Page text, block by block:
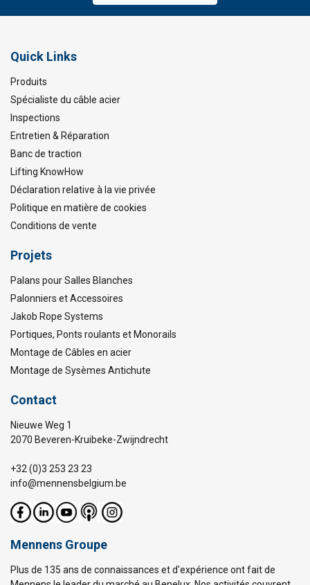
Quick Links
Produits
Spécialiste du câble acier
Inspections
Entretien & Réparation
Banc de traction
Lifting KnowHow
Déclaration relative à la vie privée
Politique en matière de cookies
Conditions de vente
Projets
Palans pour Salles Blanches
Palonniers et Accessoires
Jakob Rope Systems
Portiques, Ponts roulants et Monorails
Montage de Câbles en acier
Montage de Sysèmes Antichute
Contact
Nieuwe Weg 1
2070 Beveren-Kruibeke-Zwijndrecht
+32 (0)3 253 23 23
info@mennensbelgium.be
Mennens Groupe
Plus de 135 ans de connaissances et d'expérience ont fait de